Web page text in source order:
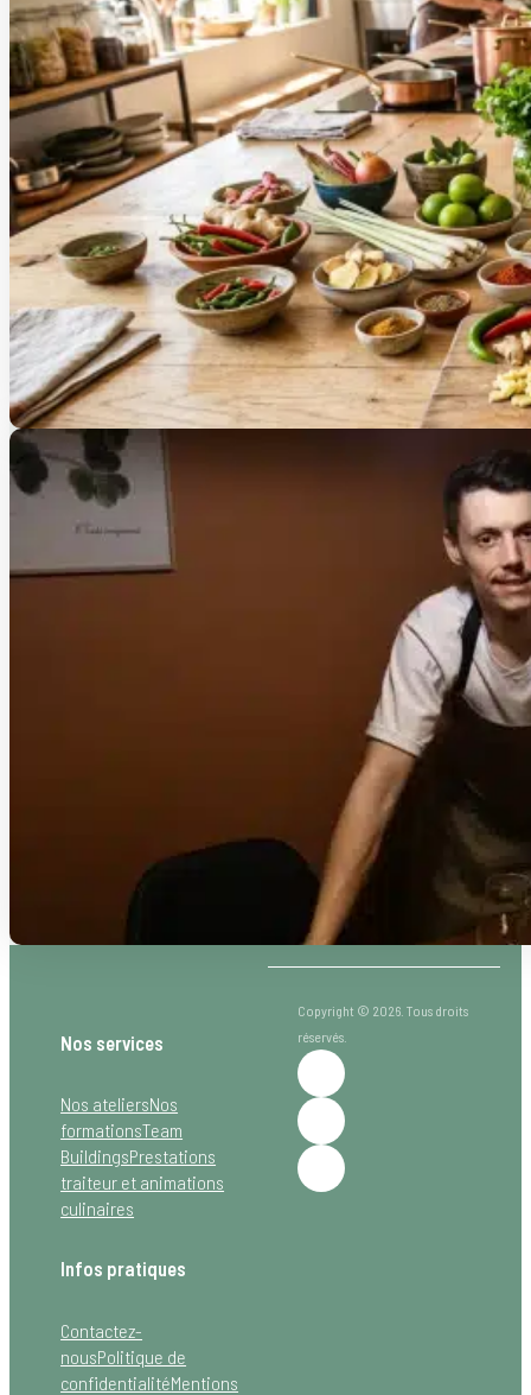
Voyager sans prendre l’avion : la cuisine du monde
17 juillet 2026
Atelier
Atelier Prestige avec Laurent Cherchi à Lafabic :
2 juillet 2026
Nos services
Nos ateliersNos
formationsTeam
BuildingsPrestations
traiteur et animations
culinaires
Infos pratiques
Contactez-
nousPolitique de
confidentialitéMentions
Copyright © 2026. Tous droits
réservés.